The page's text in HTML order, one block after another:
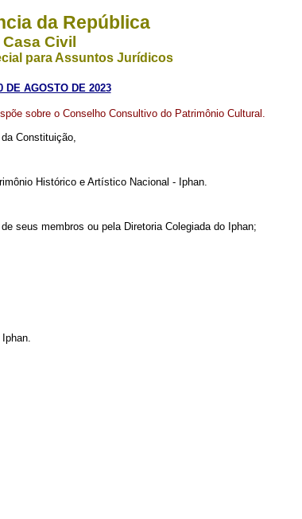
da República
Casa Civil
para Assuntos Jurídicos
DE AGOSTO DE 2023
sobre o Conselho Consultivo do Patrimônio Cultural.
Constituição,
Histórico e Artístico Nacional - Iphan.
seus membros ou pela Diretoria Colegiada do Iphan;